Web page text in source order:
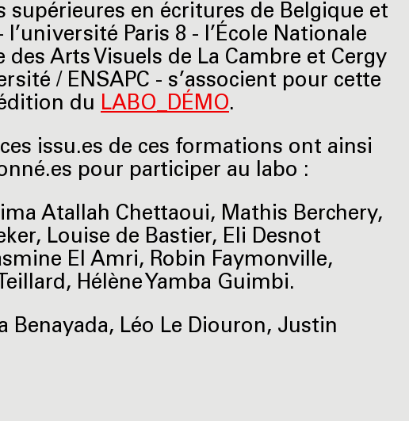
supérieures en écritures de Belgique et
l’université Paris 8 - l’École Nationale
des Arts Visuels de La Cambre et Cergy
/ ENSAPC - s’associent pour cette
du LABO_DÉMO.
issu.es de ces formations ont ainsi
pour participer au labo :
Atallah Chettaoui, Mathis Berchery,
Louise de Bastier, Eli Desnot
El Amri, Robin Faymonville,
Hélène Yamba Guimbi.
Benayada, Léo Le Diouron, Justin